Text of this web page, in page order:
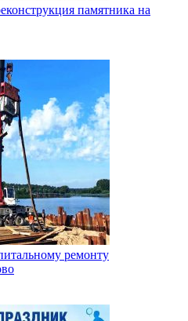
памятника на
ремонту